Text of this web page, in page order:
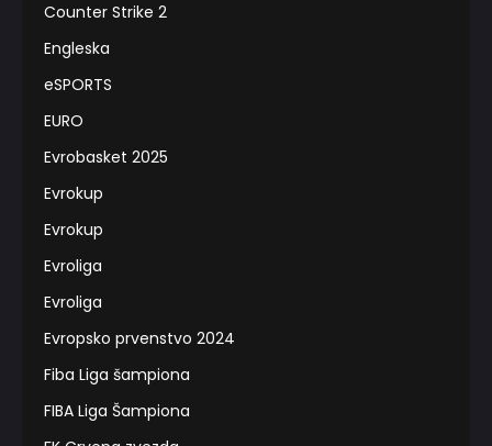
Counter Strike 2
Engleska
eSPORTS
EURO
Evrobasket 2025
Evrokup
Evrokup
Evroliga
Evroliga
Evropsko prvenstvo 2024
Fiba Liga šampiona
FIBA Liga Šampiona